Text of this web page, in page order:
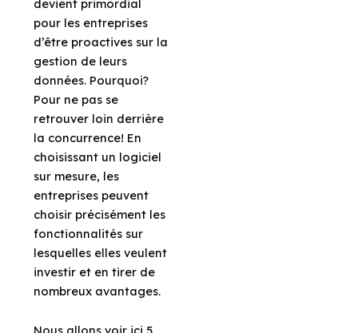
devient primordial
pour les entreprises
d’être proactives sur la
gestion de leurs
données. Pourquoi?
Pour ne pas se
retrouver loin derrière
la concurrence! En
choisissant un logiciel
sur mesure, les
entreprises peuvent
choisir précisément les
fonctionnalités sur
lesquelles elles veulent
investir et en tirer de
nombreux avantages.